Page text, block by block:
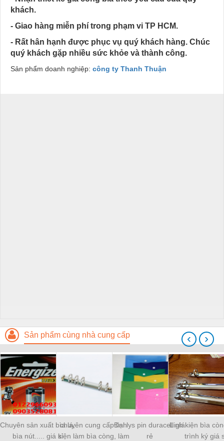
khách.
- Giao hàng miễn phí trong phạm vi TP HCM.
- Rất hân hạnh được phục vụ quý khách hàng. Chúc
quý khách gặp nhiều sức khỏe và thành công.
Sản phẩm doanh nghiệp: công ty Thanh Thuận
Sản phẩm cùng nhà cung cấp
Chuyên sản xuất bìa lá,
bìa nút..... giá sỉ
chuyên cung cấp linh
kiện làm bìa còng, làm
Đại lys pin duracell giá
rẻ
Linh kiện bìa
trình ký giá
‹ ›